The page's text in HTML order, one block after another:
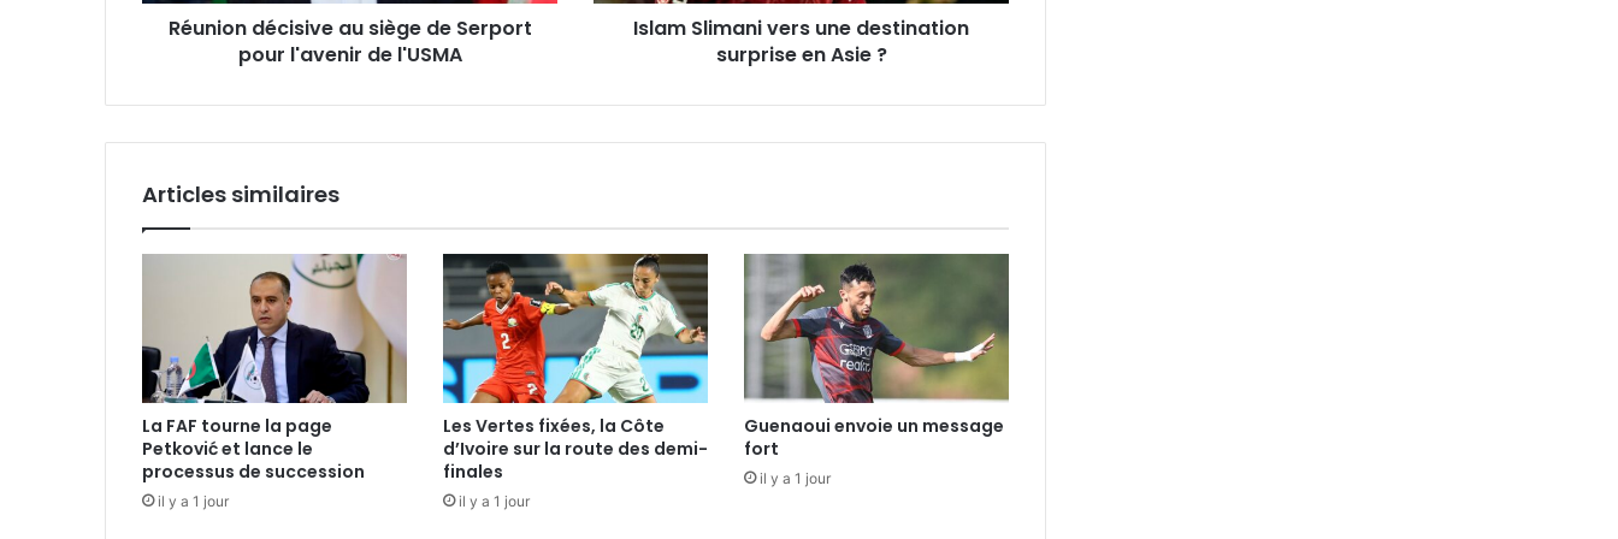
l'USMA
Réunion décisive au siège de Serport
pour l'avenir de l'USMA
Islam Slimani vers une destination
surprise en Asie ?
Articles similaires
La FAF tourne la page
Petković et lance le
processus de succession
il y a 1 jour
Les Vertes fixées, la Côte
d’Ivoire sur la route des demi-
finales
il y a 1 jour
Guenaoui envoie un message
fort
il y a 1 jour